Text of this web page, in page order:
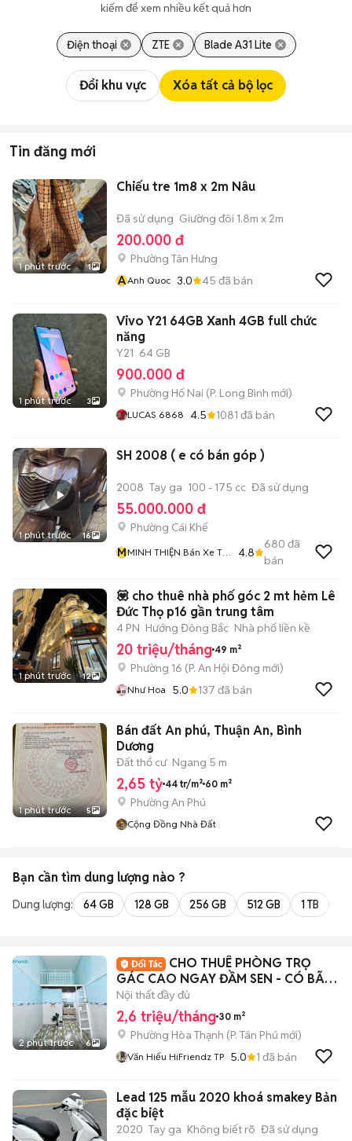
kiếm để xem nhiều kết quả hơn
Điện thoại ZTE Blade A31 Lite
Đổi khu vực Xóa tất cả bộ lọc
Tin đăng mới
1 phút trước 1
Chiếu tre 1m8 x 2m Nâu
Đã sử dụng Giường đôi 1.8m x 2m
200.000 đ
Phường Tân Hưng
AAnh Quoc 3.0 45 đã bán
1 phút trước 3
Vivo Y21 64GB Xanh 4GB full chức
năng
Y21 64 GB
900.000 đ
Phường Hố Nai (P. Long Bình mới)
LUCAS 6868 4.5 1081 đã bán
1 phút trước 16
SH 2008 ( e có bán góp )
2008 Tay ga 100 - 175 cc Đã sử dụng
55.000.000 đ
Phường Cái Khế
MMINH THIỆN Bán Xe Trả
4.8
680 đã
bán
1 phút trước 12
💟 cho thuê nhà phố góc 2 mt hẻm Lê
Đức Thọ p16 gần trung tâm
4 PN Hướng Đông Bắc Nhà phố liền kề
20 triệu/tháng 49 m²
Phường 16 (P. An Hội Đông mới)
Như Hoa 5.0 137 đã bán
1 phút trước 5
Bán đất An phú, Thuận An, Bình
Dương
Đất thổ cư Ngang 5 m
2,65 tỷ 44 tr/m² 60 m²
Phường An Phú
Cộng Đồng Nhà Đất
Bạn cần tìm dung lượng nào ?
Dung lượng: 64 GB 128 GB 256 GB 512 GB 1 TB
2 phút trước 6
CHO THUÊ PHÒNG TRỌ
GÁC CAO NGAY ĐẦM SEN - CÓ BÃI
XE RỘNG - AN NINH CAO
Nội thất đầy đủ
2,6 triệu/tháng 30 m²
Phường Hòa Thạnh (P. Tân Phú mới)
Văn Hiếu HiFriendz TP 5.0 1 đã bán
Lead 125 mẫu 2020 khoá smakey Bản
đặc biệt
2020 Tay ga Không biết rõ Đã sử dụng